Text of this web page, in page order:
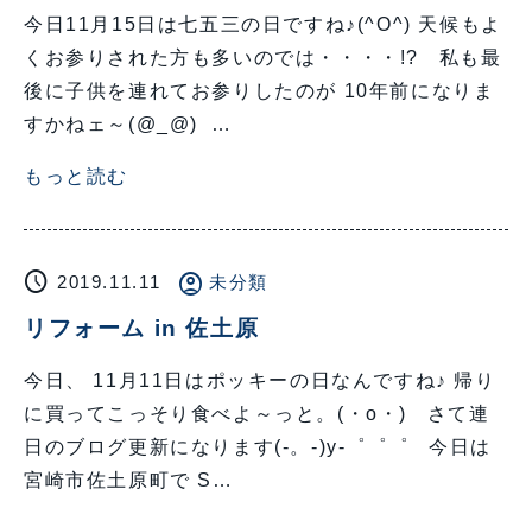
今日11月15日は七五三の日ですね♪(^O^) 天候もよ
くお参りされた方も多いのでは・・・・!? 私も最
後に子供を連れてお参りしたのが 10年前になりま
すかねェ～(@_@) …
もっと読む
schedule 2019.11.11 account_circle 未分類
リフォーム in 佐土原
今日、 11月11日はポッキーの日なんですね♪ 帰り
に買ってこっそり食べよ～っと。(・o・) さて連
日のブログ更新になります(-。-)y-゜゜゜ 今日は
宮崎市佐土原町で S…